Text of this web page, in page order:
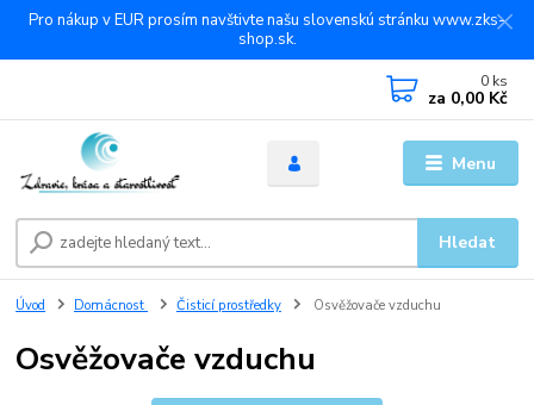
Pro nákup v EUR prosím navštivte našu slovenskú stránku www.zks-
shop.sk.
Menu
Hledat
0 ks
za 0,00 Kč
Úvod Domácnost Čisticí prostředky Osvěžovače vzduchu
Osvěžovače vzduchu